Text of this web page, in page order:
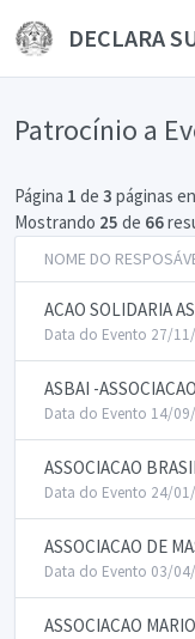
DECLARA
Patrocínio a
Página 1 de 3 páginas
Mostrando 25 de 66
NOME DO
ACAO SOLIDARIA
Data do Evento 27/
ASBAI -
Data do Evento 14/
ASSOCIACAO
Data do Evento 24/
ASSOCIACAO DE
Data do Evento 03/
ASSOCIACAO